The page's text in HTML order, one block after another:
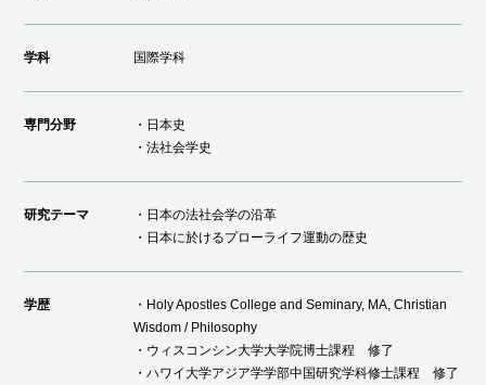
学科 国際学科
専門分野
・日本史
・法社会学史
研究テーマ
・日本の法社会学の沿革
・日本に於けるプローライフ運動の歴史
学歴
・Holy Apostles College and Seminary, MA, Christian
Wisdom / Philosophy
・ウィスコンシン大学大学院博士課程 修了
・ハワイ大学アジア学学部中国研究学科修士課程 修了